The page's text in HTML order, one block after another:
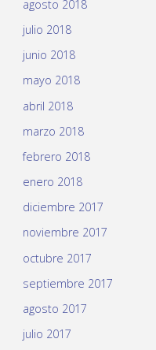
agosto 2018
julio 2018
junio 2018
mayo 2018
abril 2018
marzo 2018
febrero 2018
enero 2018
diciembre 2017
noviembre 2017
octubre 2017
septiembre 2017
agosto 2017
julio 2017